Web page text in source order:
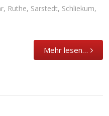
, Ruthe, Sarstedt, Schliekum,
Mehr lesen…